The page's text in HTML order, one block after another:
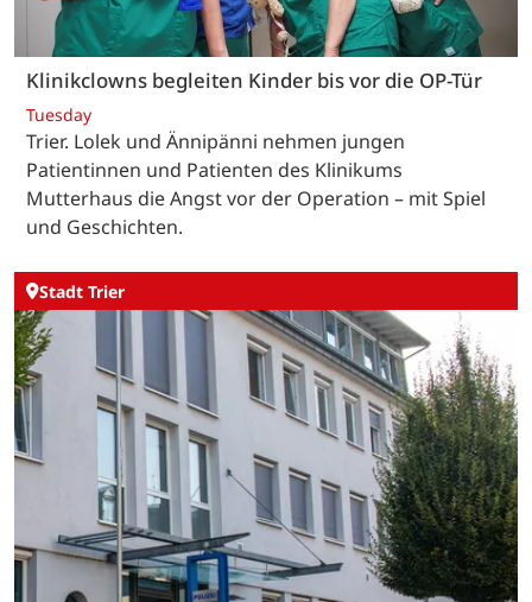
Klinikclowns begleiten Kinder bis vor die OP-Tür
Tuesday
Trier. Lolek und Ännipänni nehmen jungen
Patientinnen und Patienten des Klinikums
Mutterhaus die Angst vor der Operation – mit Spiel
und Geschichten.
Stadt Trier